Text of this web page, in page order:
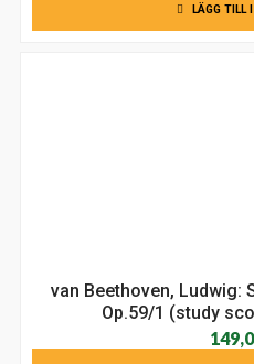
LÄGG TILL
van Beethoven, Ludwig:
Op.59/1 (study